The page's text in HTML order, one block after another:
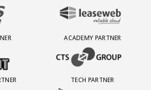
MAIN & STADIUM PARTNER AFAS SOFTWARE
BEZOEK ONZE SHIRT PARTNER
PARTNER EUROJACKPOT
ACADEMY PARTNER
BEZOEK ONZE ACADEMY
TECH PARTNER